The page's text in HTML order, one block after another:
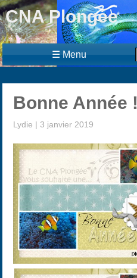
CNA Plongée
☰ Menu
Bonne Année !
Lydie | 3 janvier 2019